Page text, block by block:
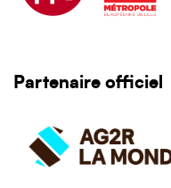
Partenaire officiel